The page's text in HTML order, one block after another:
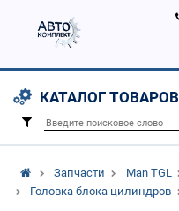
КАТАЛОГ ТОВАРОВ
Запчасти Man TGL
Головка блока цилиндров